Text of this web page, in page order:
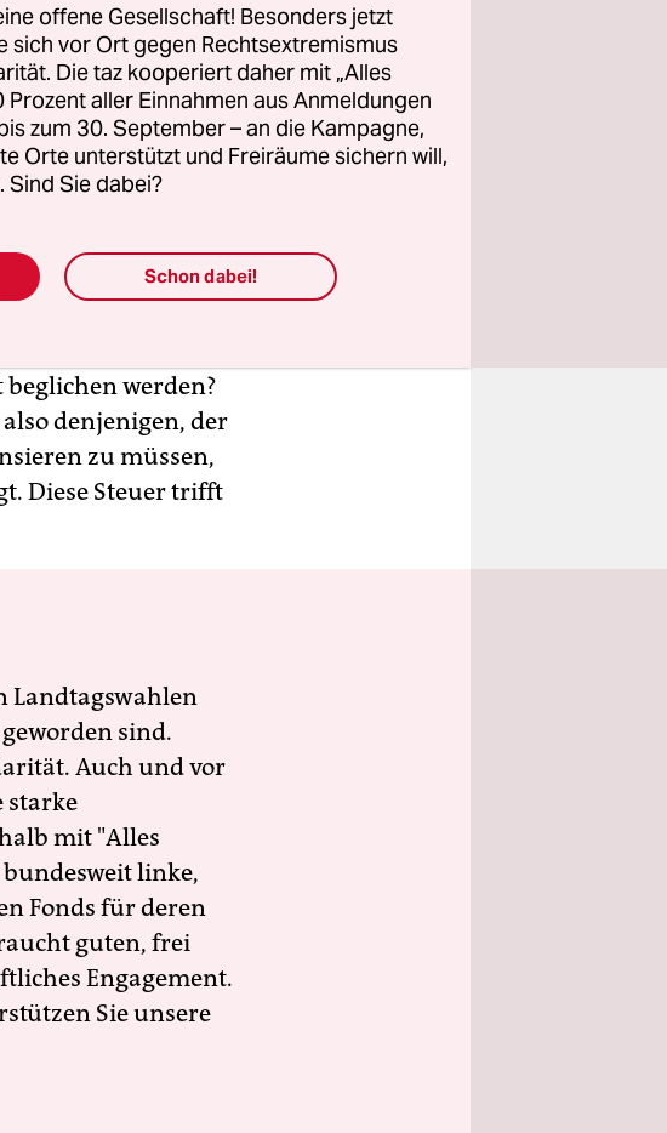
Infrastruktur zu
Lastenausgleich
beglichen werden?
denjenigen, der
zu müssen,
Diese Steuer trifft
Landtagswahlen
sind.
Auch und vor
starke
mit "Alles
linke,
Fonds für deren
guten, frei
Engagement.
Sie unsere
offene Gesellschaft! Besonders jetzt
sich vor Ort gegen Rechtsextremismus
Die taz kooperiert daher mit „Alles
Prozent aller Einnahmen aus Anmeldungen
zum 30. September – an die Kampagne,
Orte unterstützt und Freiräume sichern will,
Sind Sie dabei?
Schon dabei!